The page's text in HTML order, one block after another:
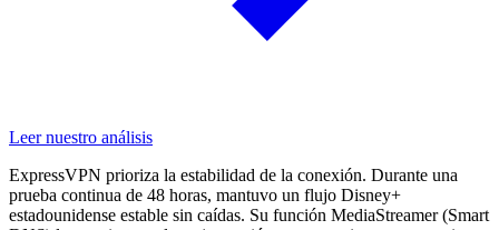
Leer nuestro análisis
ExpressVPN prioriza la estabilidad de la conexión. Durante una
prueba continua de 48 horas, mantuvo un flujo Disney+
estadounidense estable sin caídas. Su función MediaStreamer (Smart